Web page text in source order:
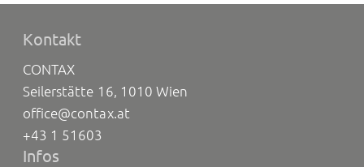
Kontakt
CONTAX
Seilerstätte 16, 1010 Wien
office@contax.at
+43 1 51603
Infos